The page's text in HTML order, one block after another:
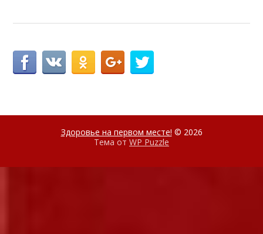
Здоровье на первом месте! © 2026
Тема от WP Puzzle